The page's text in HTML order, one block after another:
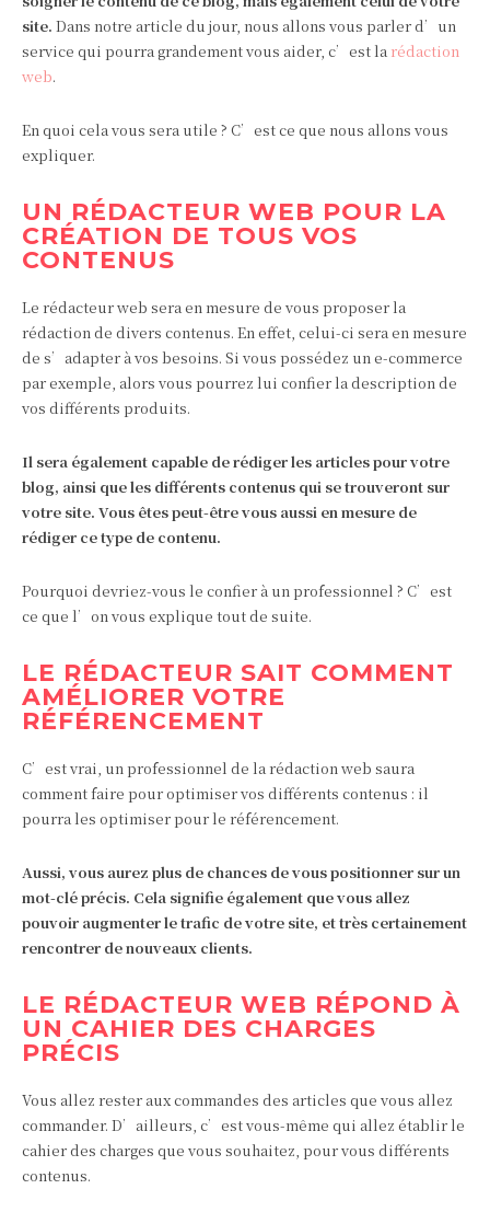
site. Dans notre article du jour, nous allons vous parler d’un
service qui pourra grandement vous aider, c’est la rédaction
web.
En quoi cela vous sera utile ? C’est ce que nous allons vous
expliquer.
UN RÉDACTEUR WEB POUR LA
CRÉATION DE TOUS VOS
CONTENUS
Le rédacteur web sera en mesure de vous proposer la
rédaction de divers contenus. En effet, celui-ci sera en mesure
de s’adapter à vos besoins. Si vous possédez un e-commerce
par exemple, alors vous pourrez lui confier la description de
vos différents produits.
Il sera également capable de rédiger les articles pour votre
blog, ainsi que les différents contenus qui se trouveront sur
votre site. Vous êtes peut-être vous aussi en mesure de
rédiger ce type de contenu.
Pourquoi devriez-vous le confier à un professionnel ? C’est
ce que l’on vous explique tout de suite.
LE RÉDACTEUR SAIT COMMENT
AMÉLIORER VOTRE
RÉFÉRENCEMENT
C’est vrai, un professionnel de la rédaction web saura
comment faire pour optimiser vos différents contenus : il
pourra les optimiser pour le référencement.
Aussi, vous aurez plus de chances de vous positionner sur un
mot-clé précis. Cela signifie également que vous allez
pouvoir augmenter le trafic de votre site, et très certainement
rencontrer de nouveaux clients.
LE RÉDACTEUR WEB RÉPOND À
UN CAHIER DES CHARGES
PRÉCIS
Vous allez rester aux commandes des articles que vous allez
commander. D’ailleurs, c’est vous-même qui allez établir le
cahier des charges que vous souhaitez, pour vous différents
contenus.